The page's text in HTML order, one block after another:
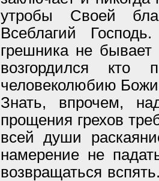
утробы Своей
Всеблагий
грешника не
возгордился
человеколюбию
Знать, впрочем,
прощения грехов
всей души
намерение не
возвращаться